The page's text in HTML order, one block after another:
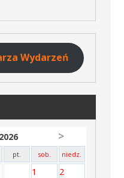
Wydarzeń
>
pt. sob. niedz.
1
2